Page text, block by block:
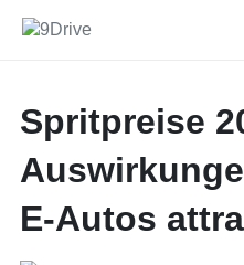
Spritpreise
E-Autos